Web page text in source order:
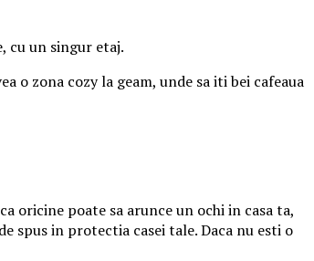
cu un singur etaj.
o zona cozy la geam, unde sa iti bei cafeaua
oricine poate sa arunce un ochi in casa ta,
spus in protectia casei tale. Daca nu esti o